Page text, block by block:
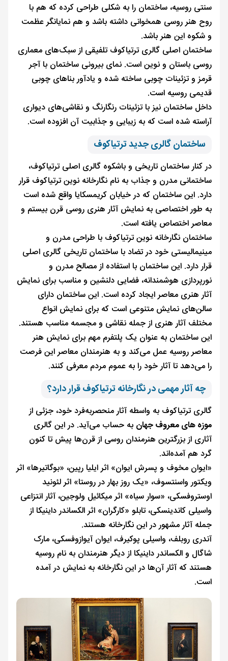
سنتی روسیه، ساختمان را به شکلی طراحی کرده که هم با
روح هنر روسی همخوانی داشته باشد و هم نمایانگر عظمت
و شکوه این هنر باشد.
ساختمان اصلی گالری ترتیاکوف تلفیقی از سبک‌های معماری
روسی باستان و نوین است. نمای بیرونی ساختمان با آجر
قرمز و تزئینات چوبی ساخته شده و یادآور بناهای چوبی
قدیمی روسیه است.
داخل ساختمان نیز با تزئینات رنگارنگ و نقاشی‌های دیواری
آراسته شده است که به زیبایی و جذابیت آن افزوده است.
ساختمان گالری جدید ترتیاکوف
در کنار ساختمان تاریخی و باشکوه گالری اصلی ترتیاکوف،
ساختمانی مدرن و جذاب به نام نگارخانه نوین ترتیاکوف قرار
دارد. این ساختمان که در خیابان کریمسکایا واقع شده است
به طور اختصاصی به نمایش آثار هنری روسی قرن بیستم و
معاصر اختصاص یافته است.
ساختمان نگارخانه نوین ترتیاکوف با طراحی مدرن و
مینیمالیستی خود در تضاد با ساختمان تاریخی گالری اصلی
قرار دارد. این ساختمان با استفاده از مصالح مدرن و
نورپردازی هوشمندانه، فضایی دلنشین و مناسب برای نمایش
آثار هنری معاصر ایجاد کرده است. این ساختمان دارای
سالن‌های نمایش متنوعی است که برای نمایش انواع
مختلف آثار هنری از جمله نقاشی و مجسمه مناسب هستند.
این ساختمان به عنوان یک پلتفرم مهم برای نمایش هنر
معاصر روسیه عمل می‌کند و به هنرمندان معاصر این فرصت
را می‌دهد تا آثار خود را به عموم مردم معرفی کنند.
چه آثار مهمی در نگارخانه ترتیاکوف قرار دارد؟
گالری ترتیاکوف به واسطه آثار منحصربه‌فرد خود، جزئی از
موزه های معروف جهان به حساب می‌آید. در این گالری
آثاری از بزرگترین هنرمندان روسی از قرن‌ها پیش تا کنون
گرد هم آمده‌اند.
«ایوان مخوف و پسرش ایوان» اثر ایلیا رپین، «بوگاتیرها» اثر
ویکتور واسنتسوف، «یک روز بهار در روستا» اثر لئونید
اوستروفسکی، «سوار سیاه» اثر میکائیل ولوجین، آثار انتزاعی
واسیلی کاندینسکی، تابلو «کارگران» اثر الکساندر داینیکا از
جمله آثار مشهور در این نگارخانه هستند.
آندری روبلف، واسیلی پوکیرف، ایوان آیوازوفسکی، مارک
شاگال و الکساندر داینیکا از دیگر هنرمندان به نام روسیه
هستند که آثار آن‌ها در این نگارخانه به نمایش در آمده
است.